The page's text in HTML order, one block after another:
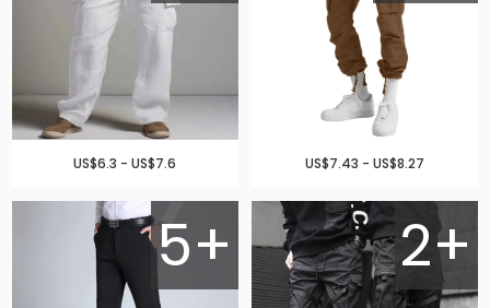
US$6.3 - US$7.6 US$7.43 - US$8.27
5+ 2+